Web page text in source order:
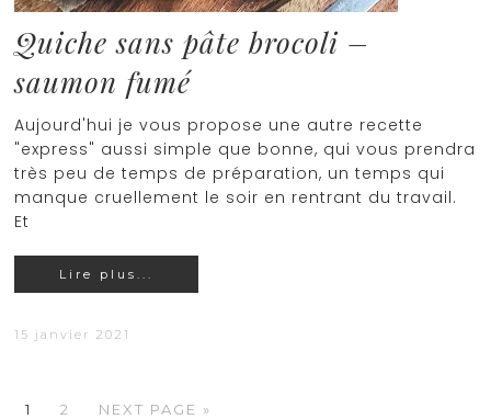
Quiche sans pâte brocoli –
saumon fumé
Aujourd'hui je vous propose une autre recette
"express" aussi simple que bonne, qui vous prendra
très peu de temps de préparation, un temps qui
manque cruellement le soir en rentrant du travail.
Et
Lire plus...
15 janvier 2021
1 2 NEXT PAGE »